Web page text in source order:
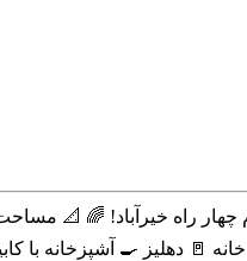
🚪 دهلیز 🍳 آشپزخانه با